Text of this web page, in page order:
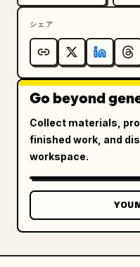
シェア
Go beyond
Collect materials,
finished work, and
workspace.